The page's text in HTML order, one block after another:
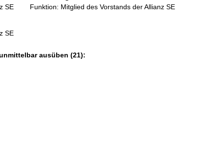
SE
Funktion: Mitglied des Vorstands der Allianz SE
SE
ausüben (21):